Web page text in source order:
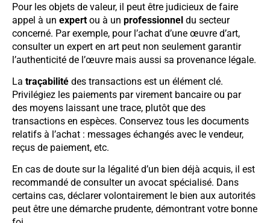
Pour les objets de valeur, il peut être judicieux de faire
appel à un expert ou à un professionnel du secteur
concerné. Par exemple, pour l’achat d’une œuvre d’art,
consulter un expert en art peut non seulement garantir
l’authenticité de l’œuvre mais aussi sa provenance légale.
La traçabilité des transactions est un élément clé.
Privilégiez les paiements par virement bancaire ou par
des moyens laissant une trace, plutôt que des
transactions en espèces. Conservez tous les documents
relatifs à l’achat : messages échangés avec le vendeur,
reçus de paiement, etc.
En cas de doute sur la légalité d’un bien déjà acquis, il est
recommandé de consulter un avocat spécialisé. Dans
certains cas, déclarer volontairement le bien aux autorités
peut être une démarche prudente, démontrant votre bonne